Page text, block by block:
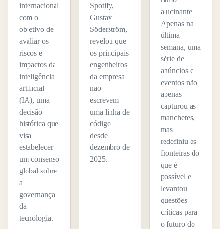
internacional
com o
objetivo de
avaliar os
riscos e
impactos da
inteligência
artificial
(IA), uma
decisão
histórica que
visa
estabelecer
um consenso
global sobre
a
governança
da
tecnologia.
Spotify,
Gustav
Söderström,
revelou que
os principais
engenheiros
da empresa
não
escrevem
uma linha de
código
desde
dezembro de
2025.
alucinante.
Apenas na
última
semana, uma
série de
anúncios e
eventos não
apenas
capturou as
manchetes,
mas
redefiniu as
fronteiras do
que é
possível e
levantou
questões
críticas para
o futuro do